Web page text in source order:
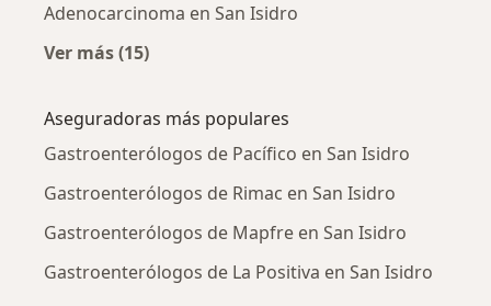
Adenocarcinoma en San Isidro
Ver más (15)
Aseguradoras más populares
Gastroenterólogos de Pacífico en San Isidro
Gastroenterólogos de Rimac en San Isidro
Gastroenterólogos de Mapfre en San Isidro
Gastroenterólogos de La Positiva en San Isidro